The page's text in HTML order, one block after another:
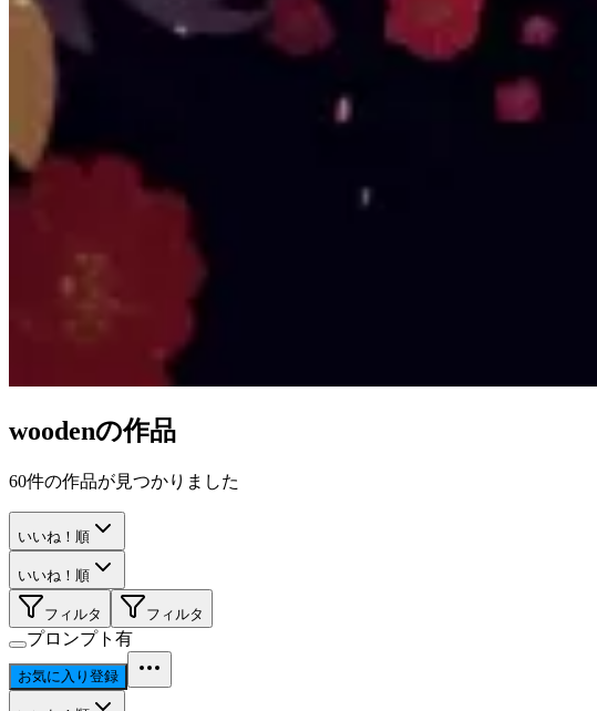
woodenの作品
60件の作品が見つかりました
いいね！順
いいね！順
フィルタ フィルタ
プロンプト有
お気に入り登録